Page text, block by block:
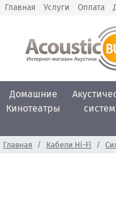
Главная Услуги Оплата
Домашние
Кинотеатры
Главная Кабели Hi-Fi